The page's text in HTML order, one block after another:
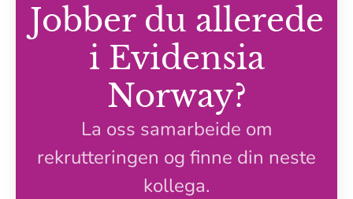
Jobber du allerede
i Evidensia
Norway?
La oss samarbeide om
rekrutteringen og finne din neste
kollega.